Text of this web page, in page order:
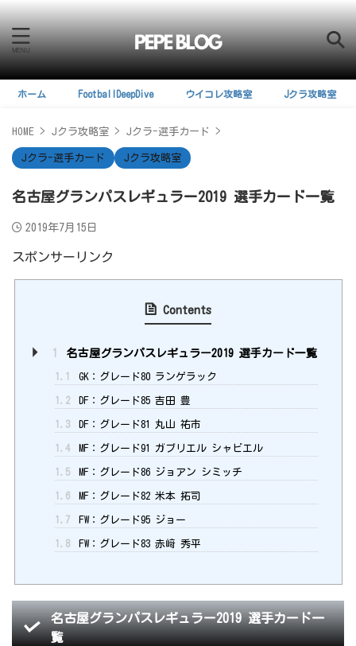
ホーム FootballDeepDive ウイコレ攻略室 Jクラ攻略室
HOME > Jクラ攻略室 > Jクラ-選手カード >
Jクラ-選手カード Jクラ攻略室
名古屋グランパスレギュラー2019 選手カード一覧
2019年7月15日
スポンサーリンク
Contents
1 名古屋グランパスレギュラー2019 選手カード一覧
1.1 GK：グレード80 ランゲラック
1.2 DF：グレード85 吉田 豊
1.3 DF：グレード81 丸山 祐市
1.4 MF：グレード91 ガブリエル シャビエル
1.5 MF：グレード86 ジョアン シミッチ
1.6 MF：グレード82 米本 拓司
1.7 FW：グレード95 ジョー
1.8 FW：グレード83 赤﨑 秀平
名古屋グランパスレギュラー2019 選手カード一
覧